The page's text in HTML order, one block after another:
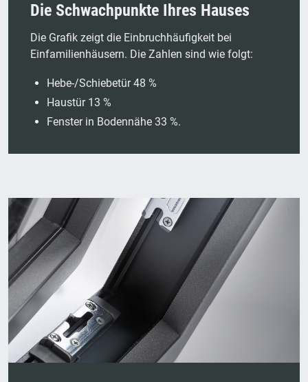
Die Schwachpunkte Ihres Hauses
Die Grafik zeigt die Einbruchhäufigkeit bei
Einfamilienhäusern. Die Zahlen sind wie folgt:
Hebe-/Schiebetür 48 %
Haustür 13 %
Fenster in Bodennähe 33 %.